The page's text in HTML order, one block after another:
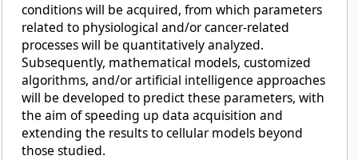
conditions will be acquired, from which parameters
related to physiological and/or cancer-related
processes will be quantitatively analyzed.
Subsequently, mathematical models, customized
algorithms, and/or artificial intelligence approaches
will be developed to predict these parameters, with
the aim of speeding up data acquisition and
extending the results to cellular models beyond
those studied.